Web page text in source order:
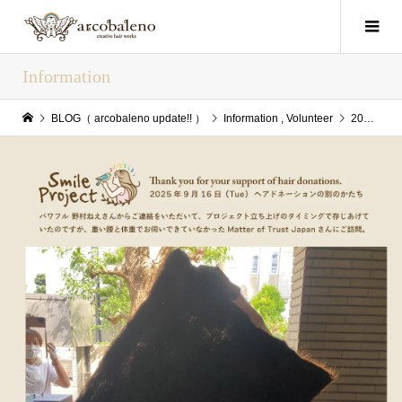
Information
BLOG（ arcobaleno update!! ） Information , Volunteer 2025/09/24(Wed) arcobaleno update!!